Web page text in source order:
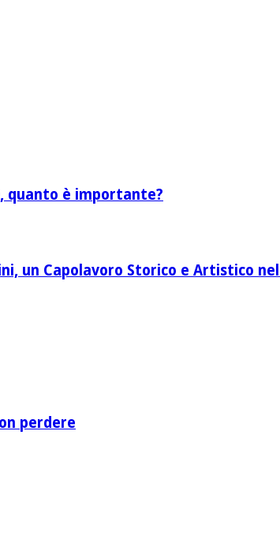
quanto è importante?
un Capolavoro Storico e Artistico
perdere